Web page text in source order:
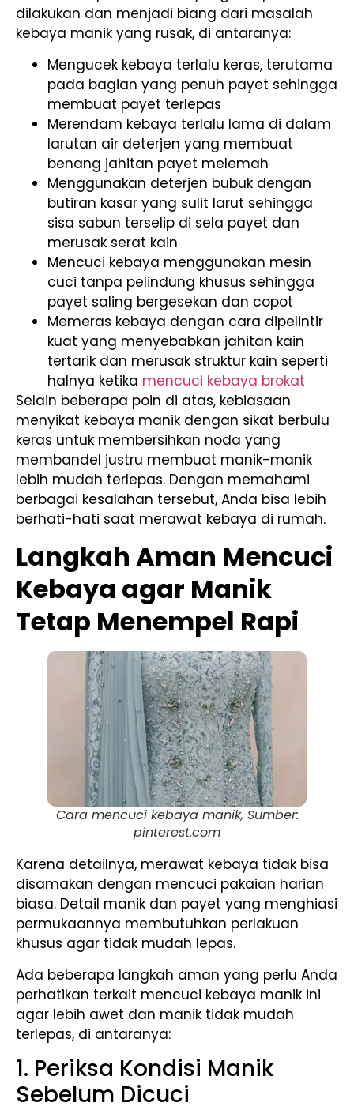
dilakukan dan menjadi biang dari masalah
kebaya manik yang rusak, di antaranya:
Mengucek kebaya terlalu keras, terutama
pada bagian yang penuh payet sehingga
membuat payet terlepas
Merendam kebaya terlalu lama di dalam
larutan air deterjen yang membuat
benang jahitan payet melemah
Menggunakan deterjen bubuk dengan
butiran kasar yang sulit larut sehingga
sisa sabun terselip di sela payet dan
merusak serat kain
Mencuci kebaya menggunakan mesin
cuci tanpa pelindung khusus sehingga
payet saling bergesekan dan copot
Memeras kebaya dengan cara dipelintir
kuat yang menyebabkan jahitan kain
tertarik dan merusak struktur kain seperti
halnya ketika mencuci kebaya brokat
Selain beberapa poin di atas, kebiasaan
menyikat kebaya manik dengan sikat berbulu
keras untuk membersihkan noda yang
membandel justru membuat manik-manik
lebih mudah terlepas. Dengan memahami
berbagai kesalahan tersebut, Anda bisa lebih
berhati-hati saat merawat kebaya di rumah.
Langkah Aman Mencuci
Kebaya agar Manik
Tetap Menempel Rapi
Cara mencuci kebaya manik, Sumber:
pinterest.com
Karena detailnya, merawat kebaya tidak bisa
disamakan dengan mencuci pakaian harian
biasa. Detail manik dan payet yang menghiasi
permukaannya membutuhkan perlakuan
khusus agar tidak mudah lepas.
Ada beberapa langkah aman yang perlu Anda
perhatikan terkait mencuci kebaya manik ini
agar lebih awet dan manik tidak mudah
terlepas, di antaranya:
1. Periksa Kondisi Manik
Sebelum Dicuci